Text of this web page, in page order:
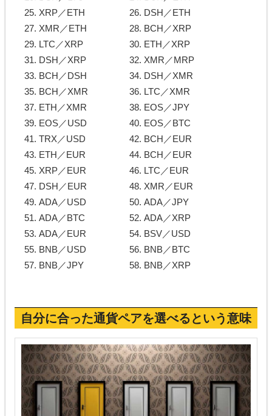
XRP／ETH
DSH／ETH
XMR／ETH
BCH／XRP
LTC／XRP
ETH／XRP
DSH／XRP
XMR／MRP
BCH／DSH
DSH／XMR
BCH／XMR
LTC／XMR
ETH／XMR
EOS／JPY
EOS／USD
EOS／BTC
TRX／USD
BCH／EUR
ETH／EUR
BCH／EUR
XRP／EUR
LTC／EUR
DSH／EUR
XMR／EUR
ADA／USD
ADA／JPY
ADA／BTC
ADA／XRP
ADA／EUR
BSV／USD
BNB／USD
BNB／BTC
BNB／JPY
BNB／XRP
自分に合った通貨ペアを選べるという意味